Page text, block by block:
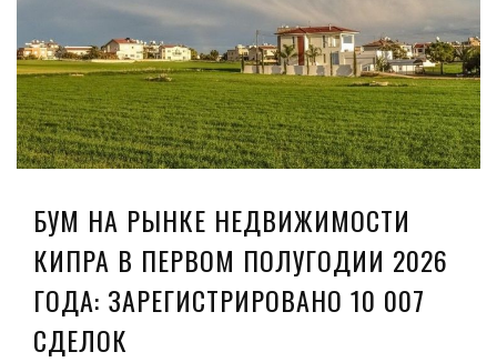
БУМ НА РЫНКЕ НЕДВИЖИМОСТИ
КИПРА В ПЕРВОМ ПОЛУГОДИИ 2026
ГОДА: ЗАРЕГИСТРИРОВАНО 10 007
СДЕЛОК